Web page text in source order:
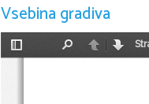
Vsebina gradiva
Preklopi
NazajNaprej